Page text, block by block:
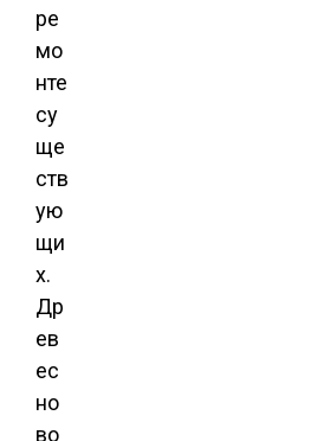
ре
мо
нте
су
ще
ств
ую
щи
х.
Др
ев
ес
но
во